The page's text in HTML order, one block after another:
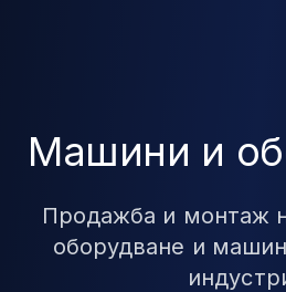
Машини и
Продажба и монтаж
оборудване и